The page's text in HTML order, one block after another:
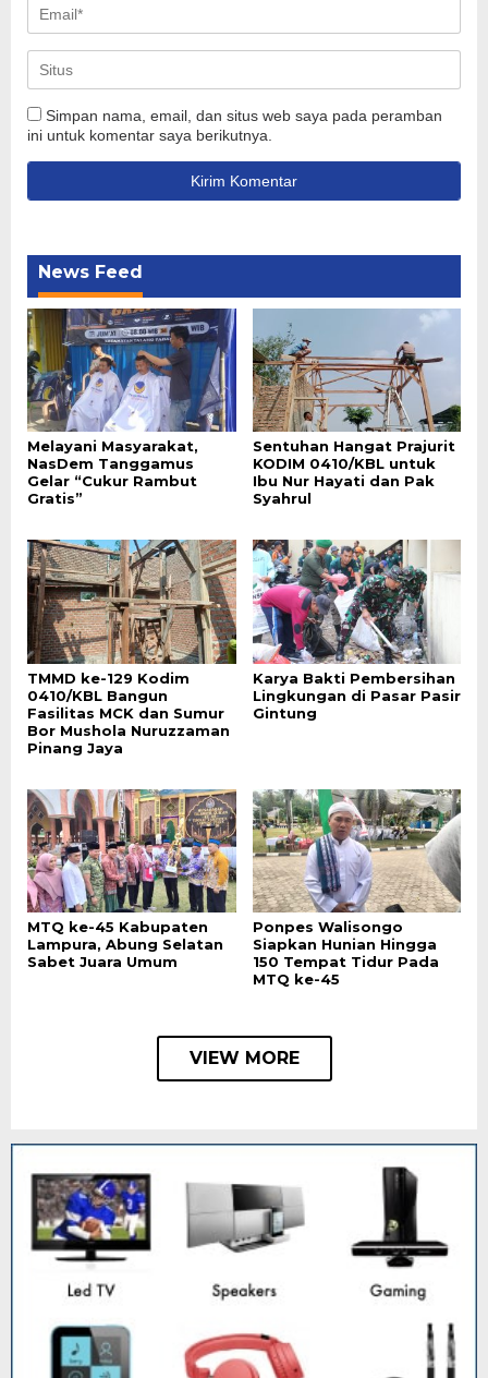
Simpan nama, email, dan situs web saya pada peramban
ini untuk komentar saya berikutnya.
News Feed
Melayani Masyarakat,
NasDem Tanggamus
Gelar “Cukur Rambut
Gratis”
Sentuhan Hangat Prajurit
KODIM 0410/KBL untuk
Ibu Nur Hayati dan Pak
Syahrul
TMMD ke-129 Kodim
0410/KBL Bangun
Fasilitas MCK dan Sumur
Bor Mushola Nuruzzaman
Pinang Jaya
Karya Bakti Pembersihan
Lingkungan di Pasar Pasir
Gintung
MTQ ke-45 Kabupaten
Lampura, Abung Selatan
Sabet Juara Umum
Ponpes Walisongo
Siapkan Hunian Hingga
150 Tempat Tidur Pada
MTQ ke-45
VIEW MORE